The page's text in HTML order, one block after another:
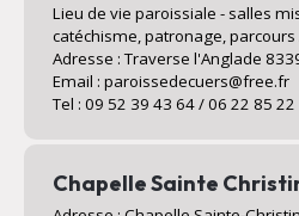
Lieu de vie paroissiale - salles
catéchisme, patronage, parcours
Adresse : Traverse l'Anglade
Email : paroissedecuers@free.fr
Tel : 09 52 39 43 64 / 06 22 85 22
Chapelle Sainte